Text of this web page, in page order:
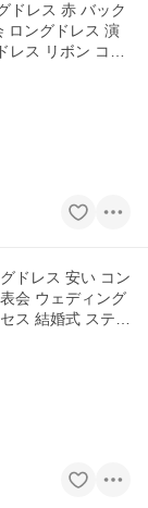
ドレス 赤 バック
ロングドレス 演
ス リボン コン
ドレス 安い コン
会 ウェディング
ス 結婚式 ステー